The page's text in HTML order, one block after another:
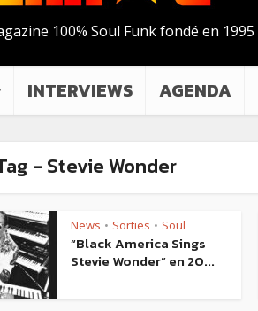
100% Soul Funk fondé en 1995
INTERVIEWS AGENDA
- Stevie Wonder
News • Sorties • Soul
“Black America Sings
Stevie Wonder” en 20...